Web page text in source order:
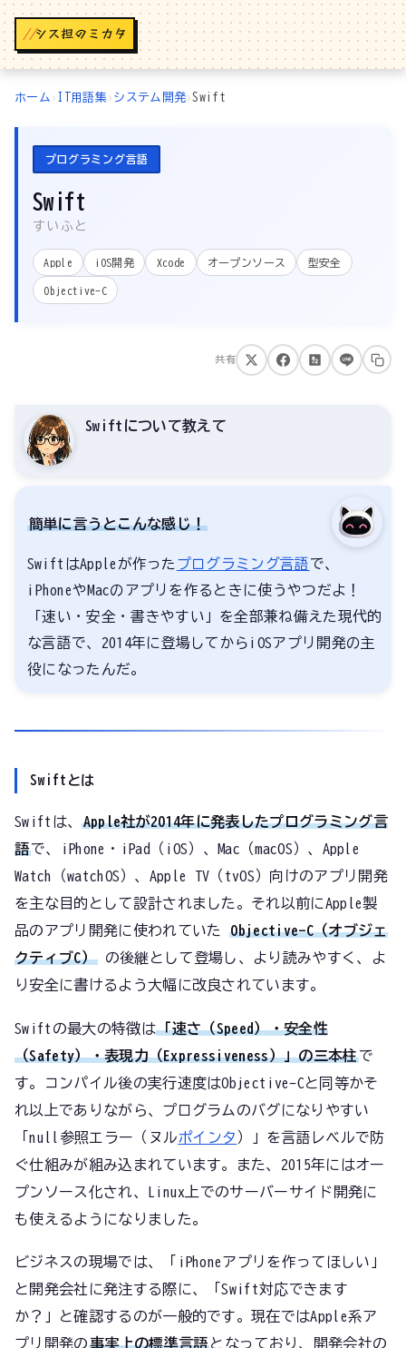
//
ホーム › IT用語集› システム開発› Swift
プログラミング言語
Swift
すいふと
Apple iOS開発 Xcode オープンソース 型安全
Objective-C
共有
Swiftについて教えて
簡単に言うとこんな感じ！
SwiftはAppleが作った プログラミング言語で、
iPhoneやMacのアプリを作るときに使うやつだよ！
「速い・安全・書きやすい」を全部兼ね備えた現代的
な言語で、2014年に登場してからiOSアプリ開発の主
役になったんだ。
Swiftとは
Swiftは、Apple社が2014年に発表したプログラミング言
語で、iPhone・iPad（iOS）、Mac（macOS）、Apple
Watch（watchOS）、Apple TV（tvOS）向けのアプリ開発
を主な目的として設計されました。それ以前にApple製
品のアプリ開発に使われていた Objective-C（オブジェ
クティブC）の後継として登場し、より読みやすく、よ
り安全に書けるよう大幅に改良されています。
Swiftの最大の特徴は「速さ（Speed）・安全性
（Safety）・表現力（Expressiveness）」の三本柱で
す。コンパイル後の実行速度はObjective-Cと同等かそ
れ以上でありながら、プログラムのバグになりやすい
「null参照エラー（ヌルポインタ ）」を言語レベルで防
ぐ仕組みが組み込まれています。また、2015年にはオー
プンソース化され、Linux上でのサーバーサイド開発に
も使えるようになりました。
ビジネスの現場では、「iPhoneアプリを作ってほしい」
と開発会社に発注する際に、「Swift対応できます
か？」と確認するのが一般的です。現在ではApple系ア
プリ開発の 事実上の標準言語 となっており、開発会社の